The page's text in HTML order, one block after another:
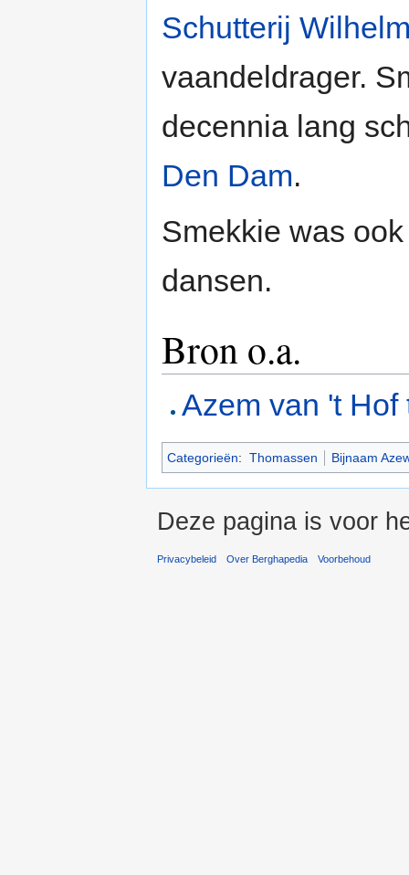
Schutterij
vaandeldrager.
decennia lang
Den Dam.
Smekkie was
dansen.
Bron o.a.
Azem van 't Hof
Categorieën: Thomassen Bijnaam
Deze pagina is voor
Privacybeleid Over Berghapedia Voorbehoud